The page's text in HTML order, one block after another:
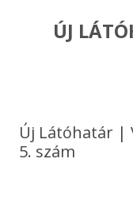
ÚJ
Új Látóhatár |
5. szám